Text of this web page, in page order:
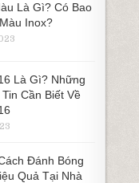
Là Gì? Có Bao
Inox?
Là Gì? Những
Cần Biết Về
Đánh Bóng
Quả Tại Nhà